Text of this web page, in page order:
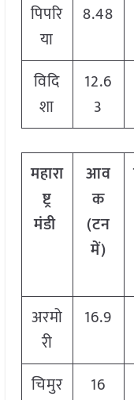
पिपरि
या
8.48
विदि
शा
12.6
3
महारा
ष्ट्र
मंडी
आव
क
(टन
में)
अरमो
री
16.9
चिमुर
16